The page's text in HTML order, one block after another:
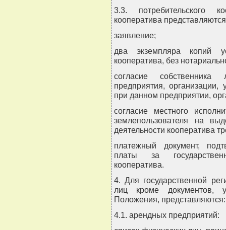
3.3. потребительского
кооператива
заявление;
два экземпляра копий
кооператива, без
согласие
предприятия, организации,
при данном предприятии,
согласие местного
землепользователя на
деятельности кооператива
платежный документ,
платы за
кооператива.
4. Для государственной
лиц кроме документов,
Положения, представляются:
4.1. арендных предприятий: